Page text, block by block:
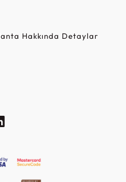
Hakkında Detaylar